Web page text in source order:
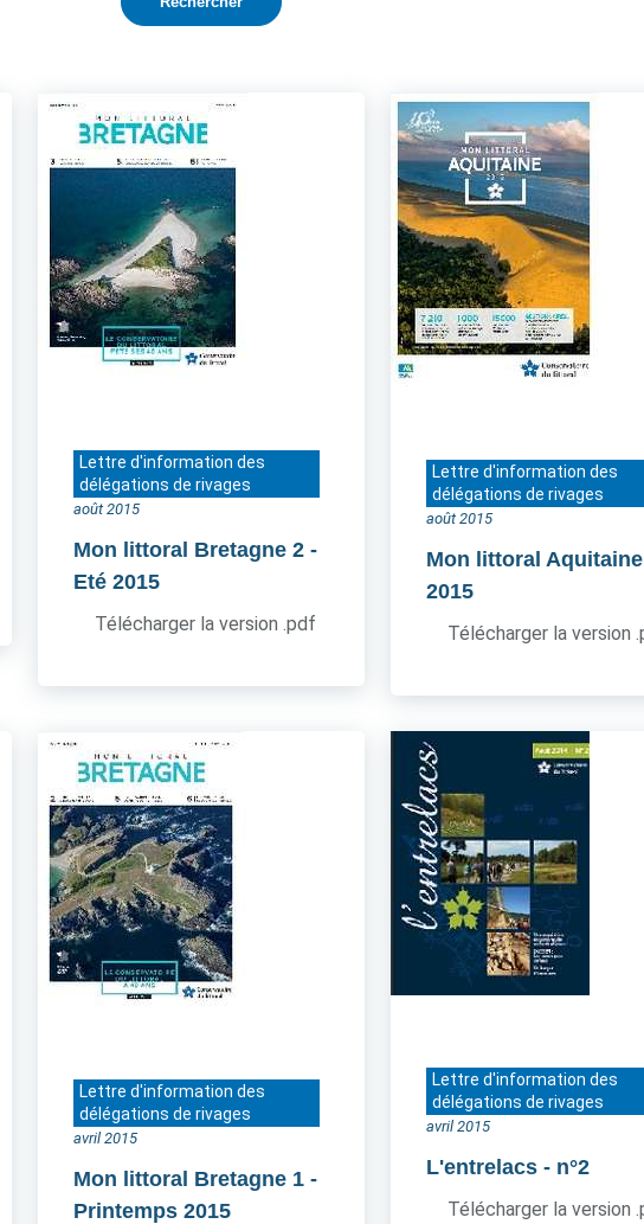
Lettre d'information des
délégations de rivages
août 2015
Mon littoral Bretagne 2 -
Eté 2015
Télécharger la version .pdf
Lettre d'information des
délégations de rivages
août 2015
Mon littoral Aquitaine
2015
Télécharger la version
Lettre d'information des
délégations de rivages
avril 2015
Mon littoral Bretagne 1 -
Printemps 2015
Lettre d'information des
délégations de rivages
avril 2015
L'entrelacs - n°2
Télécharger la version